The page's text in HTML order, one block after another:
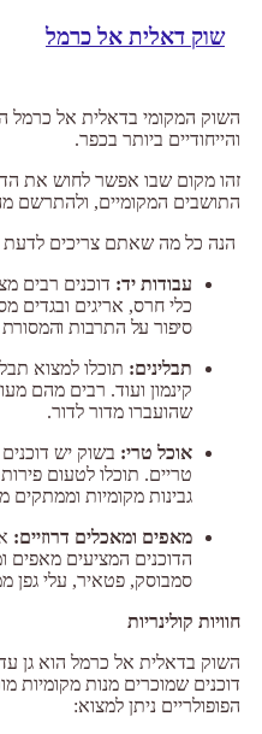
שוק דאלית אל כרמל
השוק המקומי בדאלית אל כרמל
והייחודיים ביותר בכפר.
זהו מקום שבו אפשר לחוש את
התושבים המקומיים, ולהתרשם
הנה כל מה שאתם צריכים לדעת
עבודות יד:דוכנים רבים
כלי חרס, אריגים ובגדים
סיפור על התרבות והמסורת
תבלינים:תוכלו למצוא
קינמון ועוד. רבים מהם
שהועברו מדור לדור.
אוכל טרי:בשוק יש דוכנים
טריים. תוכלו לטעום
גבינות מקומיות וממתקים
מאפים ומאכלים דרוזיים:
הדוכנים המציעים מאפים
סמבוסק, פטאיר, עלי גפן
חוויות קולינריות
השוק בדאלית אל כרמל הוא גן
דוכנים שמוכרים מנות מקומיות
הפופולריים ניתן למצוא: